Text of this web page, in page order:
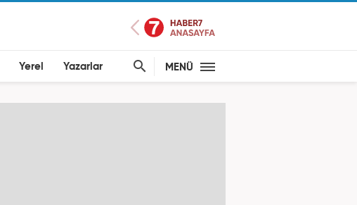
Yerel Yazarlar MENÜ